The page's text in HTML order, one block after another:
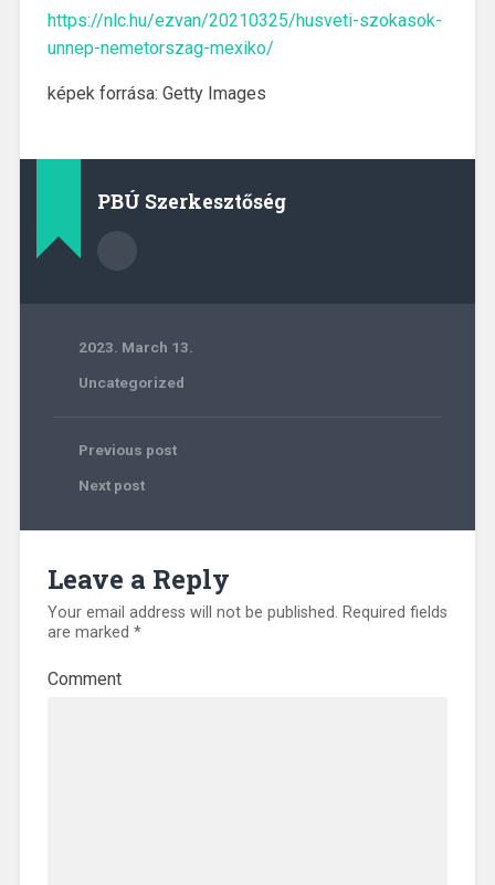
https://nlc.hu/ezvan/20210325/husveti-szokasok-
unnep-nemetorszag-mexiko/
képek forrása: Getty Images
PBÚ Szerkesztőség
2023. March 13.
Uncategorized
Previous post
Next post
Leave a Reply
Your email address will not be published. Required fields
are marked *
Comment